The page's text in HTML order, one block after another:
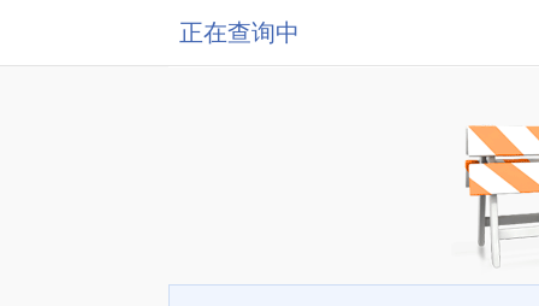
正在查询中